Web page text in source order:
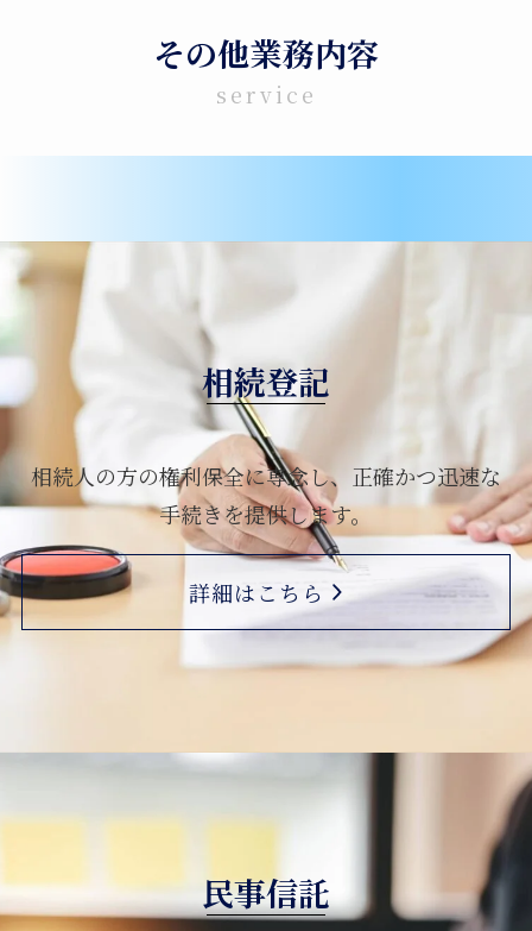
その他業務内容
service
相続登記
相続人の方の権利保全に専念し、 正確かつ迅速な
手続きを提供します。
詳細はこちら
民事信託